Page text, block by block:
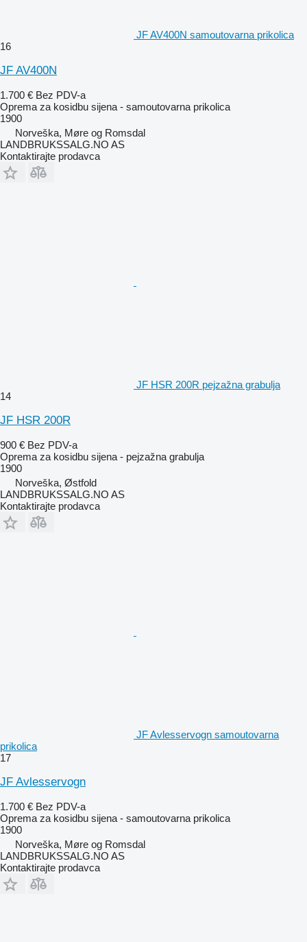
JF AV400N samoutovarna prikolica
16
JF AV400N
1.700 € Bez PDV-a
Oprema za kosidbu sijena - samoutovarna prikolica
1900
Norveška, Møre og Romsdal
LANDBRUKSSALG.NO AS
Kontaktirajte prodavca
JF HSR 200R pejzažna grabulja
14
JF HSR 200R
900 € Bez PDV-a
Oprema za kosidbu sijena - pejzažna grabulja
1900
Norveška, Østfold
LANDBRUKSSALG.NO AS
Kontaktirajte prodavca
JF Avlesservogn samoutovarna
prikolica
17
JF Avlesservogn
1.700 € Bez PDV-a
Oprema za kosidbu sijena - samoutovarna prikolica
1900
Norveška, Møre og Romsdal
LANDBRUKSSALG.NO AS
Kontaktirajte prodavca